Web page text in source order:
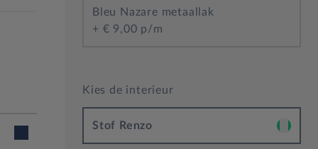
Bleu Nazare metaallak
+
€ 9,00 p/m
Kies de interieur
Stof Renzo